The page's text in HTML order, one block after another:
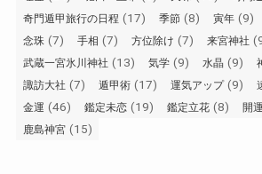
奇門遁甲旅行の日程 (17) 季節 (8) 寅年 (9)
念珠 (7) 手相 (7) 方位除け (7) 来宮神社
武蔵一宮氷川神社 (13) 気学 (9) 水晶 (9)
諏訪大社 (7) 遁甲術 (17) 運気アップ(9)
金運 (46) 鑑定未恋 (19) 鑑定立花 (8) 開
鹿島神宮 (15)